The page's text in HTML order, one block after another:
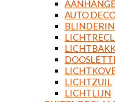
AUTO
LICHTZUIL
LICHTLIJN